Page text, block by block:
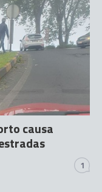
causa
1